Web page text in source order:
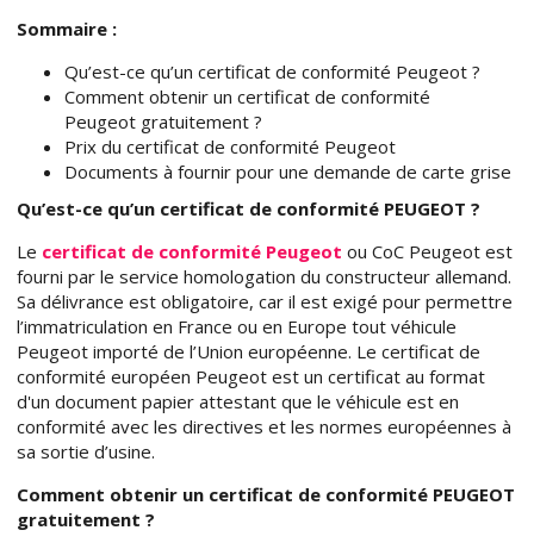
Sommaire :
Qu’est-ce qu’un certificat de conformité Peugeot ?
Comment obtenir un certificat de conformité
Peugeot gratuitement ?
Prix du certificat de conformité Peugeot
Documents à fournir pour une demande de carte grise
Qu’est-ce qu’un certificat de conformité PEUGEOT ?
Le certificat de conformité Peugeot ou CoC Peugeot est
fourni par le service homologation du constructeur allemand.
Sa délivrance est obligatoire, car il est exigé pour permettre
l’immatriculation en France ou en Europe tout véhicule
Peugeot importé de l’Union européenne. Le certificat de
conformité européen Peugeot est un certificat au format
d'un document papier attestant que le véhicule est en
conformité avec les directives et les normes européennes à
sa sortie d’usine.
Comment obtenir un certificat de conformité PEUGEOT
gratuitement ?